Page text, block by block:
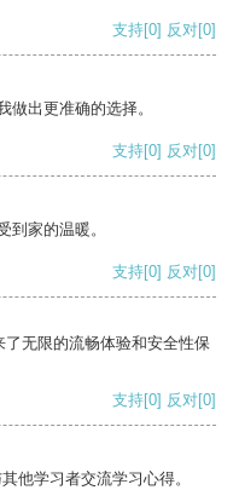
支持[0] 反对[0]
做出更准确的选择。
支持[0] 反对[0]
到家的温暖。
支持[0] 反对[0]
无限的流畅体验和安全性保
支持[0] 反对[0]
他学习者交流学习心得。